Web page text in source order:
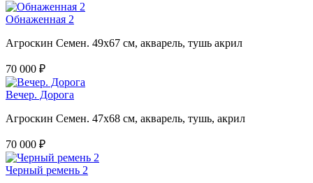
Обнаженная 2
Агроскин Семен. 49х67 см, акварель, тушь акрил
70 000 ₽
Вечер. Дорога
Агроскин Семен. 47х68 см, акварель, тушь, акрил
70 000 ₽
Черный ремень 2